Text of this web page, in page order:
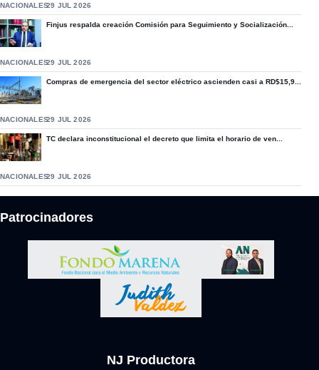
NACIONALES29 JUL 2026
Finjus respalda creación Comisión para Seguimiento y Socialización...
NACIONALES29 JUL 2026
Compras de emergencia del sector eléctrico ascienden casi a RD$15,9...
NACIONALES29 JUL 2026
TC declara inconstitucional el decreto que limita el horario de ven...
NACIONALES29 JUL 2026
Patrocinadores
NJ Productora